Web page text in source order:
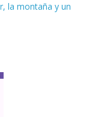
la montaña y un